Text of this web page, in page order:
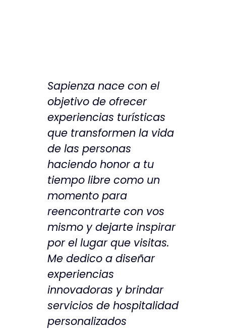
Sapienza nace con el
objetivo de ofrecer
experiencias turísticas
que transformen la vida
de las personas
haciendo honor a tu
tiempo libre como un
momento para
reencontrarte con vos
mismo y dejarte inspirar
por el lugar que visitas.
Me dedico a diseñar
experiencias
innovadoras y brindar
servicios de hospitalidad
personalizados